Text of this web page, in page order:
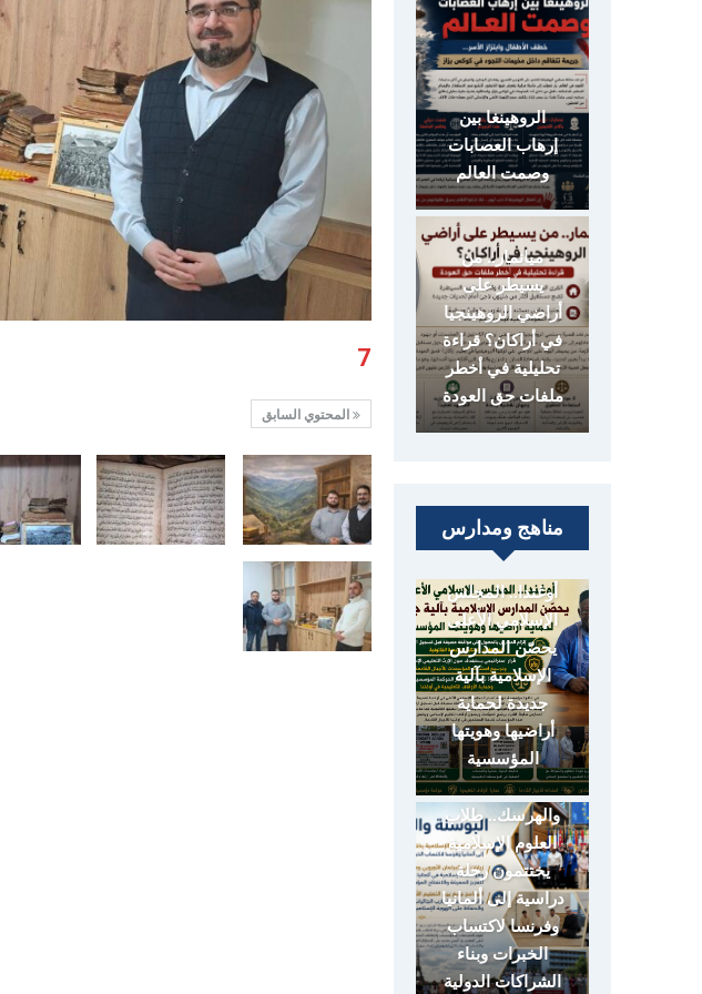
7
المحتوي السابق
الروهينغا بين
إرهاب العصابات
وصمت العالم
ميانمار.. من
يسيطر على
أراضي الروهينجيا
في أراكان؟ قراءة
تحليلية في أخطر
ملفات حق العودة
مناهج ومدارس
أوغندا.. المجلس
الإسلامي الأعلى
يحصّن المدارس
الإسلامية بآلية
جديدة لحماية
أراضيها وهويتها
المؤسسية
البوسنة
والهرسك.. طلاب
العلوم الإسلامية
يختتمون رحلة
دراسية إلى ألمانيا
وفرنسا لاكتساب
الخبرات وبناء
الشراكات الدولية